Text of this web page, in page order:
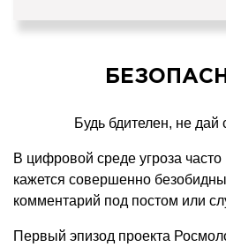
Будь бдителен, не дай
В цифровой среде угроза часто
кажется совершенно
комментарий под постом или
Первый эпизод проекта